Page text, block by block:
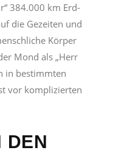
384.000 km Erd-
die Gezeiten und
Körper
Mond als „Herr
in bestimmten
vor komplizierten
DEN